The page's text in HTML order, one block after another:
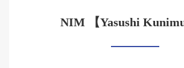
NIM 【Yasushi